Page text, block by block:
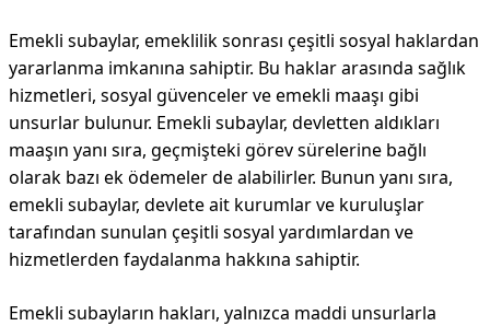
Emekli subaylar, emeklilik sonrası çeşitli sosyal haklardan
yararlanma imkanına sahiptir. Bu haklar arasında sağlık
hizmetleri, sosyal güvenceler ve emekli maaşı gibi
unsurlar bulunur. Emekli subaylar, devletten aldıkları
maaşın yanı sıra, geçmişteki görev sürelerine bağlı
olarak bazı ek ödemeler de alabilirler. Bunun yanı sıra,
emekli subaylar, devlete ait kurumlar ve kuruluşlar
tarafından sunulan çeşitli sosyal yardımlardan ve
hizmetlerden faydalanma hakkına sahiptir.
Emekli subayların hakları, yalnızca maddi unsurlarla